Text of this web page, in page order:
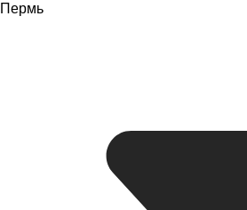
Пермь